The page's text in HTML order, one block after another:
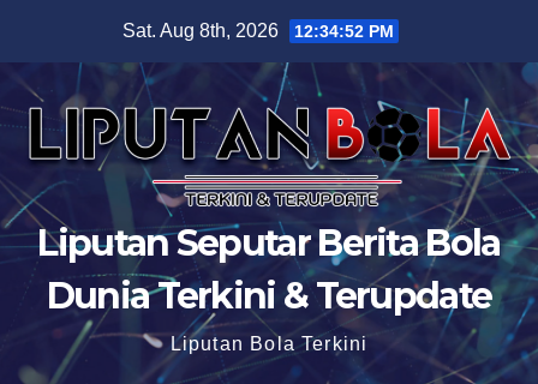
content
Sat. Aug 8th, 2026 12:34:53 PM
Liputan Seputar Berita Bola
Dunia Terkini & Terupdate
Liputan Bola Terkini